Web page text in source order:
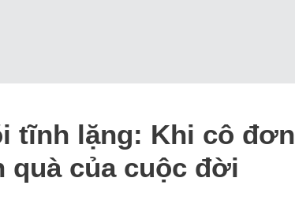
tĩnh lặng: Khi cô đơn
quà của cuộc đời